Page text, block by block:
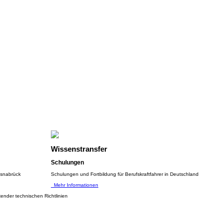
Wissenstransfer
Schulungen
Schulungen und Fortbildung für Berufskraftfahrer in Deutschland
Mehr Informationen
technischen Richtlinien